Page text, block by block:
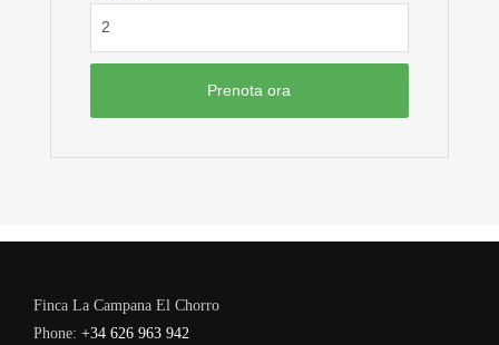
Finca La Campana El Chorro
Phone: +34 626 963 942